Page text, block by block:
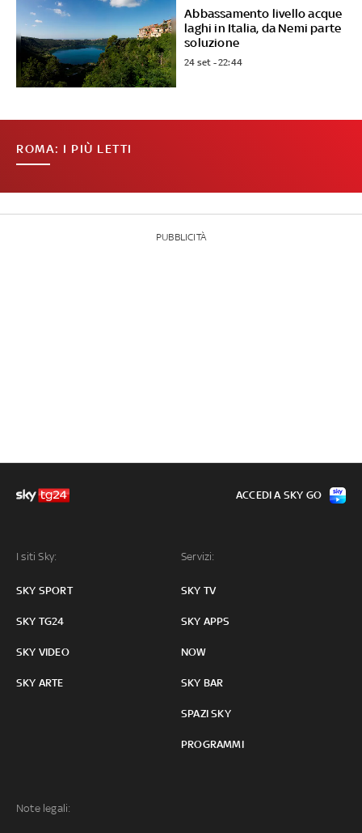
Abbassamento livello acque
laghi in Italia, da Nemi parte
soluzione
24 set - 22:44
ROMA: I PIÙ LETTI
PUBBLICITÀ
I siti Sky:
SKY SPORT
SKY TG24
SKY VIDEO
SKY ARTE
Servizi:
SKY TV
SKY APPS
NOW
SKY BAR
SPAZI SKY
PROGRAMMI
Note legali:
ACCEDI A SKY GO